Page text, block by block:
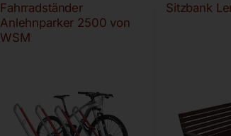
Fahrradständer
Anlehnparker 2500 von
WSM
Sitzbank